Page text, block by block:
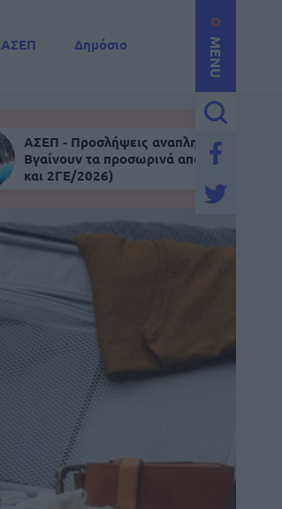
MENU
ΑΣΕΠ
Δημόσιο
ΑΣΕΠ - Προσλήψεις αναπληρωτών:
Βγαίνουν τα προσωρινά αποτελέσματα
και 2ΓΕ/2026)